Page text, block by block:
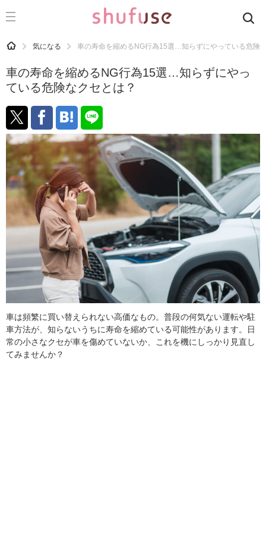
CATEGORY 記事カテゴリ
運気
洗濯
生活の知恵
掃除
マナー
趣味
食材辞典
おすすめ
HOME 気になる 車の寿命を縮めるNG行為15選…知らずにやっている危険
車の寿命を縮めるNG行為15選…知らずにやっ
ている危険なクセとは？
車は頻繁に買い替えられない高価なもの。普段の何気ない運転や駐
車方法が、知らないうちに寿命を縮めている可能性があります。日
常の小さなクセが車を傷めていないか、これを機にしっかり見直し
てみませんか？